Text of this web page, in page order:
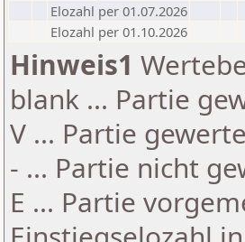
Elozahl per 01.07.2026
Elozahl per 01.10.2026
Hinweis1
blank ... Partie
V ... Partie
- ... Partie nicht
E ... Partie